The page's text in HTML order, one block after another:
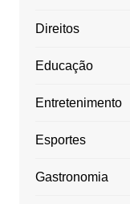
Direitos
Educação
Entretenimento
Esportes
Gastronomia